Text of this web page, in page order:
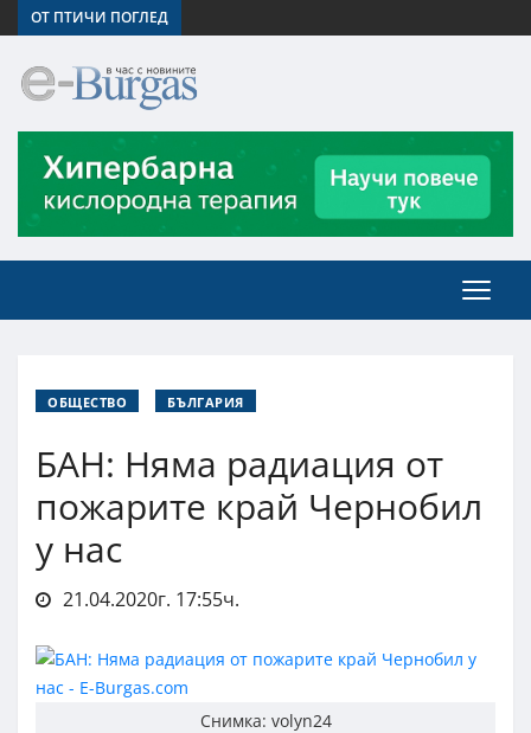
ОТ ПТИЧИ ПОГЛЕД
ОБЩЕСТВО БЪЛГАРИЯ
БАН: Няма радиация от
пожарите край Чернобил
у нас
21.04.2020г. 17:55ч.
Снимка: volyn24